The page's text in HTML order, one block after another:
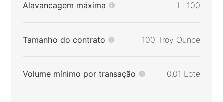
Alavancagem máxima 1 : 100
Tamanho do contrato 100 Troy Ounce
Volume mínimo por transação 0.01 Lote